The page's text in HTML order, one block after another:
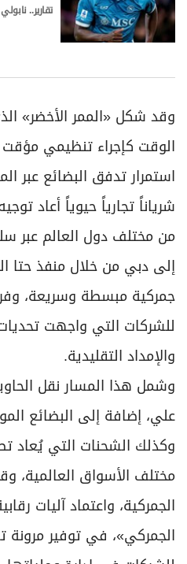
تقارير..
وقد شكل «الممر الأخضر»
الوقت كإجراء تنظيمي
استمرار تدفق البضائع عبر
شرياناً تجارياً حيوياً أعاد
من مختلف دول العالم عبر
إلى دبي من خلال منفذ حتا
جمركية مبسطة وسريعة،
للشركات التي واجهت
والإمداد التقليدية.
وشمل هذا المسار نقل
علي، إضافة إلى البضائع
وكذلك الشحنات التي يُعاد
مختلف الأسواق العالمية،
الجمركية، واعتماد آليات
الجمركي»، في توفير مرونة